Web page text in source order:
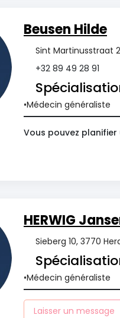
Beusen Hilde
Sint Martinusstraat
+32 89 49 28 91
Médecin généraliste
Vous pouvez planifier
HERWIG
Sieberg 10, 3770
Médecin généraliste
Laisser un message